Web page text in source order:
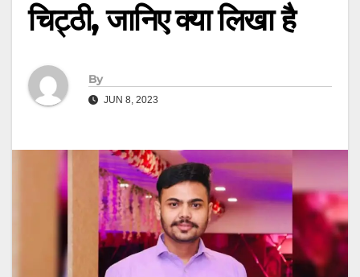
चिट्ठी, जानिए क्या लिखा है
By
JUN 8, 2023